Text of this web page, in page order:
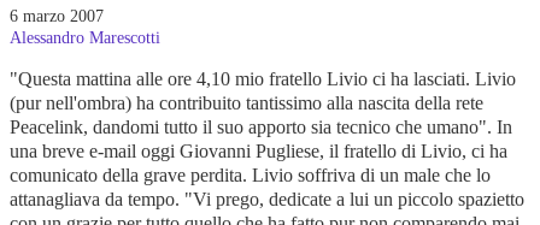
6 marzo 2007
Alessandro Marescotti
"Questa mattina alle ore 4,10 mio fratello Livio ci ha lasciati. Livio
(pur nell'ombra) ha contribuito tantissimo alla nascita della rete
Peacelink, dandomi tutto il suo apporto sia tecnico che umano". In
una breve e-mail oggi Giovanni Pugliese, il fratello di Livio, ci ha
comunicato della grave perdita. Livio soffriva di un male che lo
attanagliava da tempo. "Vi prego, dedicate a lui un piccolo spazietto